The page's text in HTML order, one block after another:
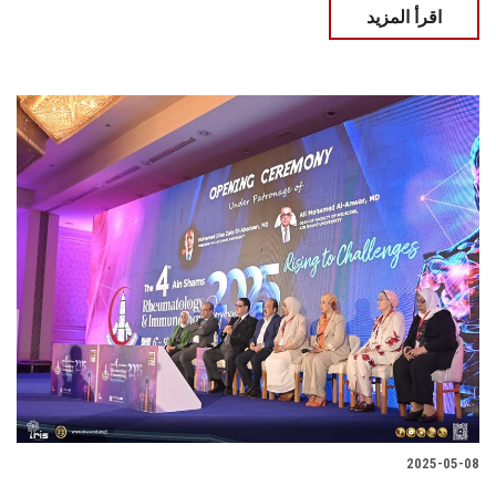
اقرأ المزيد
2025-05-08